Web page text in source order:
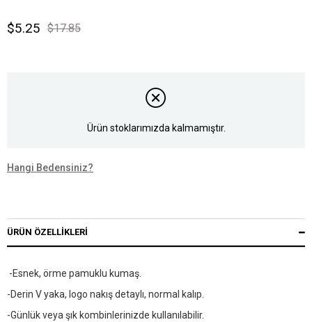
$17.85
$5.25
Ürün stoklarımızda kalmamıştır.
Hangi Bedensiniz?
ÜRÜN ÖZELLIKLERI
-Esnek, örme pamuklu kumaş.
-Derin V yaka, logo nakış detaylı, normal kalıp.
-Günlük veya şık kombinlerinizde kullanılabilir.